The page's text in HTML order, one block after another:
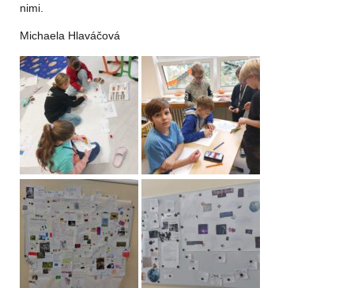
nimi.
Michaela Hlaváčová